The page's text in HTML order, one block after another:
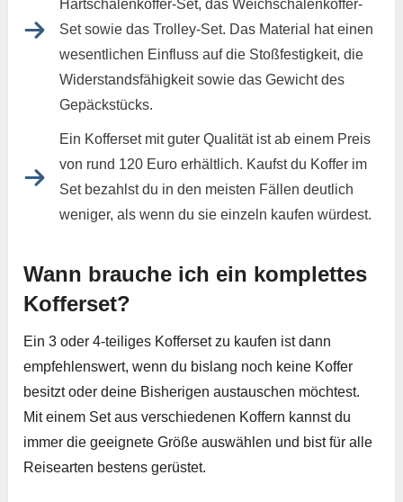
Hartschalenkoffer-Set, das Weichschalenkoffer-
Set sowie das Trolley-Set. Das Material hat einen
wesentlichen Einfluss auf die Stoßfestigkeit, die
Widerstandsfähigkeit sowie das Gewicht des
Gepäckstücks.
Ein Kofferset mit guter Qualität ist ab einem Preis
von rund 120 Euro erhältlich. Kaufst du Koffer im
Set bezahlst du in den meisten Fällen deutlich
weniger, als wenn du sie einzeln kaufen würdest.
Wann brauche ich ein komplettes
Kofferset?
Ein 3 oder 4-teiliges Kofferset zu kaufen ist dann
empfehlenswert, wenn du bislang noch keine Koffer
besitzt oder deine Bisherigen austauschen möchtest.
Mit einem Set aus verschiedenen Koffern kannst du
immer die geeignete Größe auswählen und bist für alle
Reisearten bestens gerüstet.